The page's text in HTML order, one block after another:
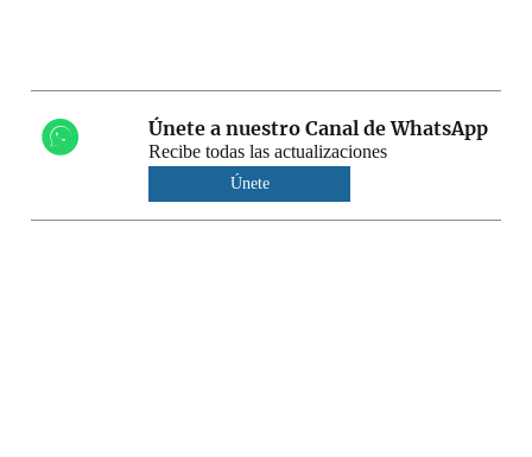
Únete a nuestro Canal de WhatsApp
Recibe todas las actualizaciones
Únete